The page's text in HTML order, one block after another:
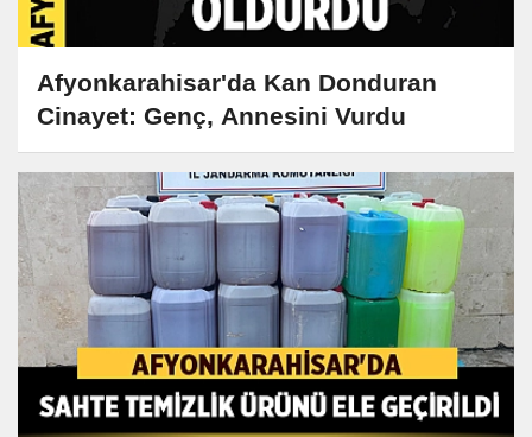
Afyonkarahisar'da Kan Donduran
Cinayet: Genç, Annesini Vurdu